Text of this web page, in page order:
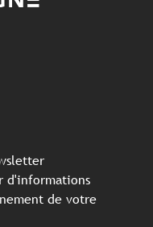
d'informations
de votre